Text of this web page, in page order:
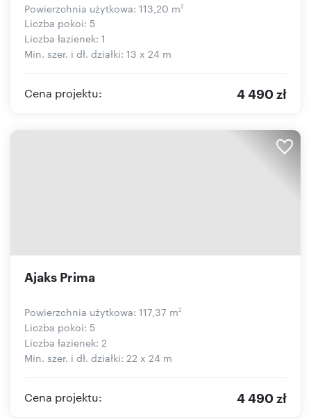
Powierzchnia użytkowa: 113,20 m2
Liczba pokoi: 5
Liczba łazienek: 1
Min. szer. i dł. działki: 13 x 24 m
Cena projektu: 4 490 zł
Ajaks Prima
Powierzchnia użytkowa: 117,37 m2
Liczba pokoi: 5
Liczba łazienek: 2
Min. szer. i dł. działki: 22 x 24 m
Cena projektu: 4 490 zł